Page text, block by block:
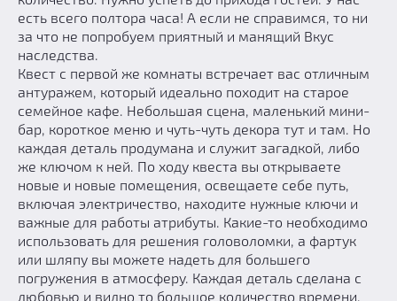
есть всего полтора часа! А если не справимся, то ни
за что не попробуем приятный и манящий Вкус
наследства.
Квест с первой же комнаты встречает вас отличным
антуражем, который идеально походит на старое
семейное кафе. Небольшая сцена, маленький мини-
бар, короткое меню и чуть-чуть декора тут и там. Но
каждая деталь продумана и служит загадкой, либо
же ключом к ней. По ходу квеста вы открываете
новые и новые помещения, освещаете себе путь,
включая электричество, находите нужные ключи и
важные для работы атрибуты. Какие-то необходимо
использовать для решения головоломки, а фартук
или шляпу вы можете надеть для большего
погружения в атмосферу. Каждая деталь сделана с
любовью и видно то большое количество времени,